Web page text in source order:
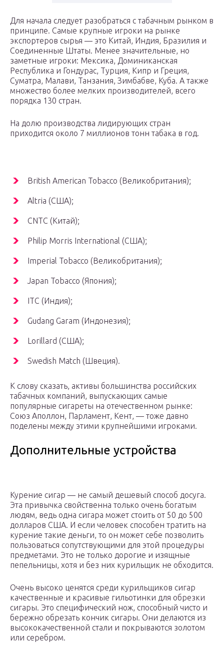
Для начала следует разобраться с табачным рынком в
принципе. Самые крупные игроки на рынке
экспортеров сырья — это Китай, Индия, Бразилия и
Соединенные Штаты. Менее значительные, но
заметные игроки: Мексика, Доминиканская
Республика и Гондурас, Турция, Кипр и Греция,
Суматра, Малави, Танзания, Зимбабве, Куба. А также
множество более мелких производителей, всего
порядка 130 стран.
На долю производства лидирующих стран
приходится около 7 миллионов тонн табака в год.
British American Tobacco (Великобритания);
Altria (США);
CNTC (Китай);
Philip Morris International (США);
Imperial Tobacco (Великобритания);
Japan Tobacco (Япония);
ITC (Индия);
Gudang Garam (Индонезия);
Lorillard (США);
Swedish Match (Швеция).
К слову сказать, активы большинства российских
табачных компаний, выпускающих самые
популярные сигареты на отечественном рынке:
Союз Аполлон, Парламент, Кент, — тоже давно
поделены между этими крупнейшими игроками.
Дополнительные устройства
Курение сигар — не самый дешевый способ досуга.
Эта привычка свойственна только очень богатым
людям, ведь одна сигара может стоить от 50 до 500
долларов США. И если человек способен тратить на
курение такие деньги, то он может себе позволить
пользоваться сопутствующими для этой процедуры
предметами. Это не только дорогие и изящные
пепельницы, хотя и без них курильщик не обходится.
Очень высоко ценятся среди курильщиков сигар
качественные и красивые гильотинки для обрезки
сигары. Это специфический нож, способный чисто и
бережно обрезать кончик сигары. Они делаются из
высококачественной стали и покрываются золотом
или серебром.